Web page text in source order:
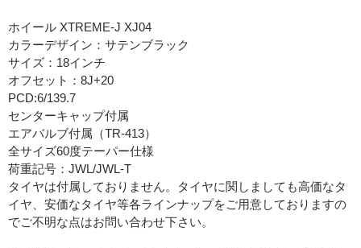
ホイール XTREME-J XJ04
カラーデザイン：サテンブラック
サイズ：18インチ
オフセット：8J+20
PCD:6/139.7
センターキャップ付属
エアバルブ付属（TR-413）
全サイズ60度テーパー仕様
荷重記号：JWL/JWL-T
タイヤは付属しておりません。タイヤに関しましても高価なタ
イヤ、安価なタイヤ等各ラインナップをご用意しておりますの
でご不明な点はお問い合わせ下さい。